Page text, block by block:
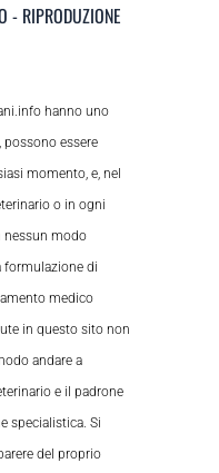
- RIPRODUZIONE
hanno uno
essere
momento, e, nel
o in ogni
nessun modo
di
medico
in questo sito non
andare a
e il padrone
specialistica. Si
del proprio